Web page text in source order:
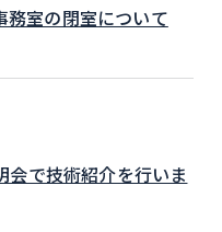
務室の閉室について
で技術紹介を行いま